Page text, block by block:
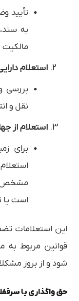
تأیید
به
مالکیت
استعلام
بررسی
نقل و
استعلام از
برای
مشخص
است یا
این استعلامات
قوانین مربوط به
شود و از بروز
حق واگذاری یا